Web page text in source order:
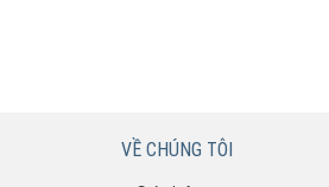
VỀ CHÚNG TÔI